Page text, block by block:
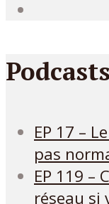
EP 17 –
pas
EP 119 –
réseau si